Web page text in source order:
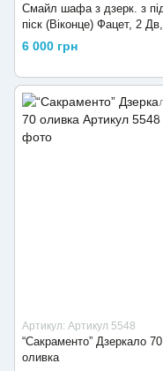
Смайл шафа з дзерк. з
піск (Віконце) Фацет, 2
См (Біла, )
6 000 грн
Артикул: Артикул 5548
“Сакраменто” Дзеркало 70
оливка